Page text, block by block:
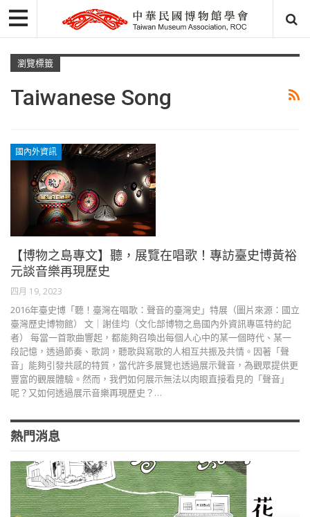
瀏覽標籤
Taiwanese Song
國內外資訊
【博物之島專文】聽，展覽在唱歌！專訪臺史博黃裕
元談音樂再現歷史
四月 19, 2023
2016年臺史博「聽！臺灣在唱歌：聲音的臺灣史」特展（圖片來源：國立
臺灣歷史博物館） 文｜謝佳均（文化部博物之島國內外資訊專區特約記
者） 每當一首歌曲響起，都能夠召喚出每個人心中的某一個時代、某一
段記憶，透過節奏、歌詞，聽歌與寫歌的人相互共振及共情。因著「聲
音」能夠引發共感的特質，當代許多展覽也透過展示聲音，為觀眾提供更
豐富的觀展體驗。然而，我們如何展示無法以肉眼直接看見的「聲音」
呢？又如何透過展示音樂再現歷史？…
熱門消息